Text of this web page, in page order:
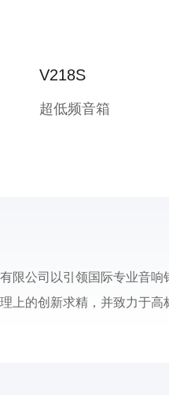
V218S
超低频音箱
限公司以引领国际专业音
上的创新求精，并致力于